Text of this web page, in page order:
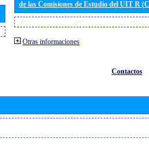
de las Comisiones de Estudio del UIT R
Otras informaciones
Contactos